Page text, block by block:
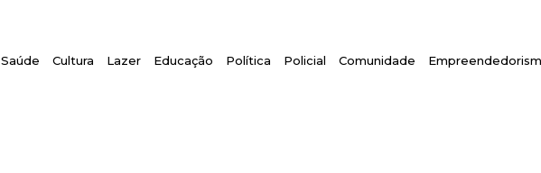
Saúde Cultura Lazer Educação Política Policial Comunidade